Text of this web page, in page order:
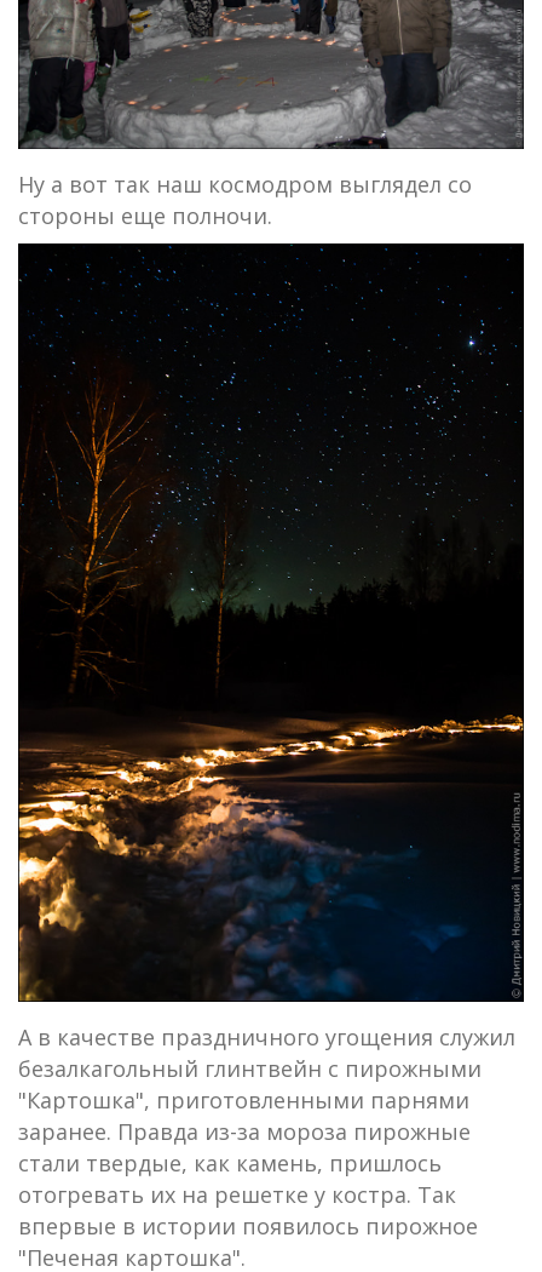
Ну а вот так наш космодром выглядел со
стороны еще полночи.
А в качестве праздничного угощения служил
безалкагольный глинтвейн с пирожными
"Картошка", приготовленными парнями
заранее. Правда из-за мороза пирожные
стали твердые, как камень, пришлось
отогревать их на решетке у костра. Так
впервые в истории появилось пирожное
"Печеная картошка".